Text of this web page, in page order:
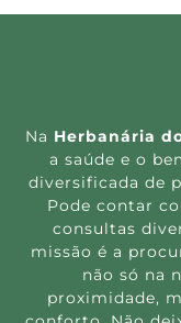
Na Herbanária
a saúde e o
diversificada de
Pode contar
consultas
missão é a
não só na
proximidade,